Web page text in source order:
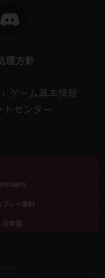
理方針
ゲーム基本情報
トセンター
プレイ無料
全年齢